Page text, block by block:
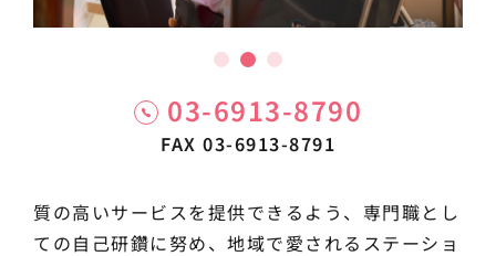
03-6913-8790
FAX 03-6913-8791
質の高いサービスを提供できるよう、専門職とし
ての自己研鑽に努め、地域で愛されるステーショ